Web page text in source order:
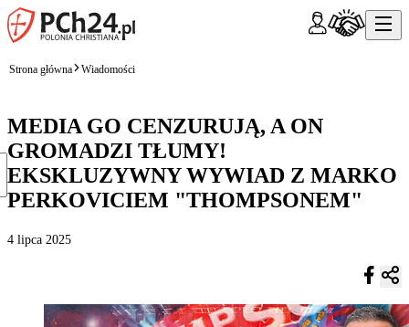
Strona główna Wiadomości
MEDIA GO CENZURUJĄ, A ON
GROMADZI TŁUMY!
EKSKLUZYWNY WYWIAD Z MARKO
PERKOVICIEM "THOMPSONEM"
4 lipca 2025